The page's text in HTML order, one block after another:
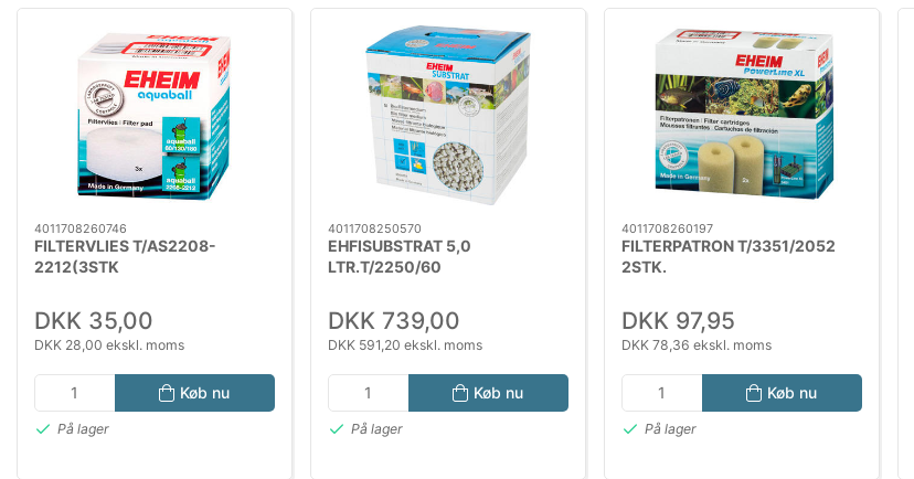
4011708260746
FILTERVLIES T/AS2208-
2212(3STK
DKK 35,00
DKK 28,00 ekskl. moms
Køb nu
På lager
4011708250570
EHFISUBSTRAT 5,0
LTR.T/2250/60
DKK 739,00
DKK 591,20 ekskl. moms
Køb nu
På lager
4011708260197
FILTERPATRON T/3351/2052
2STK.
DKK 97,95
DKK 78,36 ekskl. moms
Køb nu
På lager